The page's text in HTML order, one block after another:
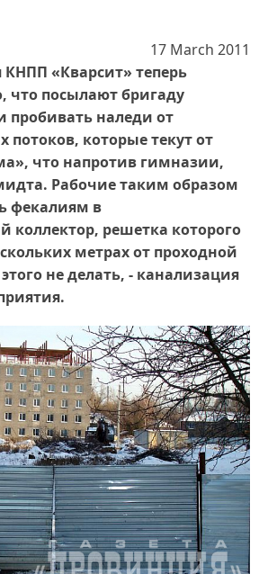
17 March 2011
«Кварсит» теперь
что посылают бригаду
пробивать наледи от
которые текут от
что напротив гимназии,
Рабочие таким образом
фекалиям в
коллектор, решетка которого
метрах от проходной
не делать, - канализация